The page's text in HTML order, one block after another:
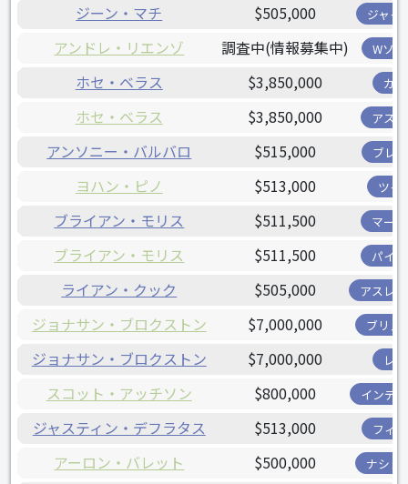
ジーン・マチ $505,000 ジャイ
アンドレ・リエンゾ 調査中(情報募集中) Wソ
ホセ・ベラス $3,850,000 カ
ホセ・ベラス $3,850,000 アス
アンソニー・バルバロ $515,000 ブレ
ヨハン・ピノ $513,000 ツイ
ブライアン・モリス $511,500 マー
ブライアン・モリス $511,500 パイ
ライアン・クック $505,000 アスレ
ジョナサン・ブロクストン $7,000,000 ブリュ
ジョナサン・ブロクストン $7,000,000 レ
スコット・アッチソン $800,000 インデ
ジャスティン・デフラタス $513,000 フィ
アーロン・バレット $500,000 ナショ